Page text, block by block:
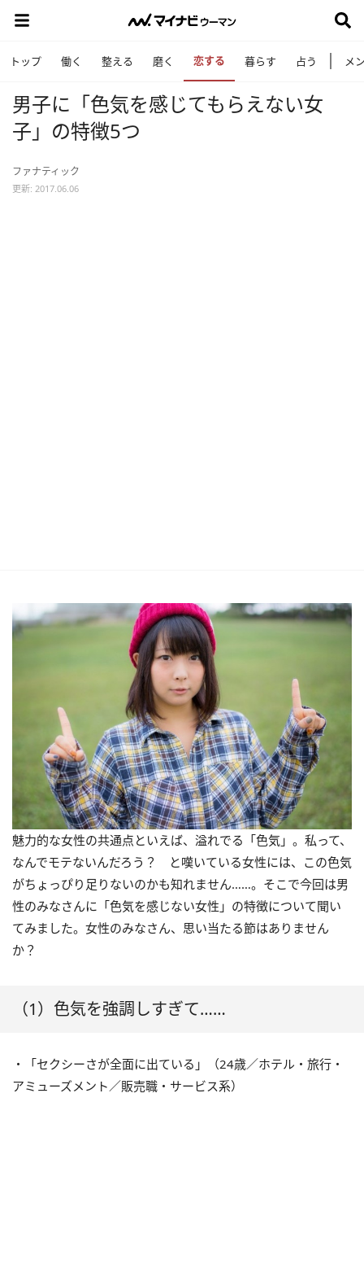
トップ 働く 整える 磨く 恋する 暮らす 占う メ
男子に「色気を感じてもらえない女
子」の特徴5つ
ファナティック
更新: 2017.06.06
魅力的な女性の共通点といえば、溢れでる「色気」。私って、
なんでモテないんだろう？ と嘆いている女性には、この色気
がちょっぴり足りないのかも知れません……。そこで今回は男
性のみなさんに「色気を感じない女性」の特徴について聞い
てみました。女性のみなさん、思い当たる節はありません
か？
（1）色気を強調しすぎて……
・「セクシーさが全面に出ている」（24歳／ホテル・旅行・
アミューズメント／販売職・サービス系）